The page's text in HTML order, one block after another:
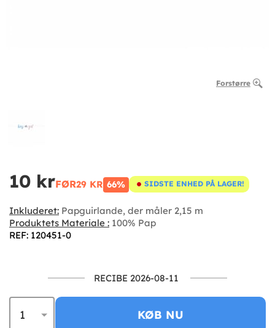
Forstørre
10 krFØR29 KR 66% SIDSTE ENHED PÅ LAGER!
Inkluderet: Papguirlande, der måler 2,15 m
Produktets Materiale : 100% Pap
REF: 120451-0
RECIBE 2026-08-11
KØB NU